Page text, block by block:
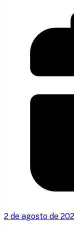
2 de agosto de